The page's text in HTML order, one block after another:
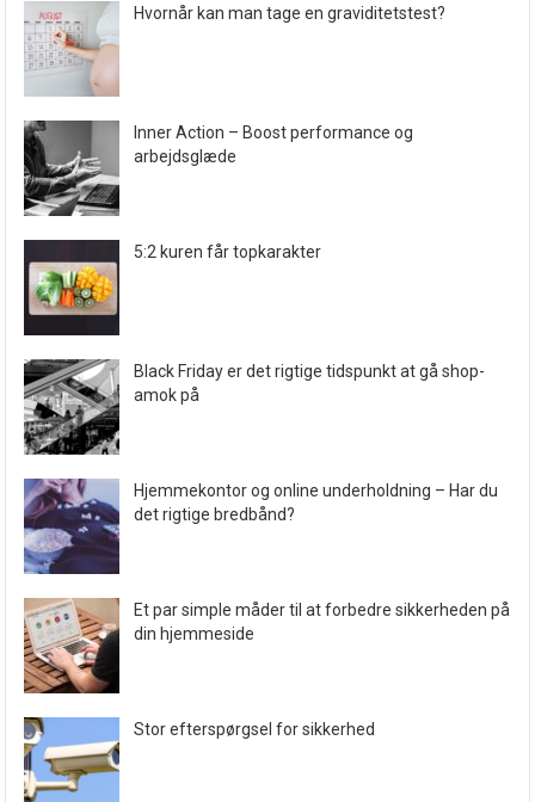
Hvornår kan man tage en graviditetstest?
Inner Action – Boost performance og
arbejdsglæde
5:2 kuren får topkarakter
Black Friday er det rigtige tidspunkt at gå shop-
amok på
Hjemmekontor og online underholdning – Har du
det rigtige bredbånd?
Et par simple måder til at forbedre sikkerheden på
din hjemmeside
Stor efterspørgsel for sikkerhed